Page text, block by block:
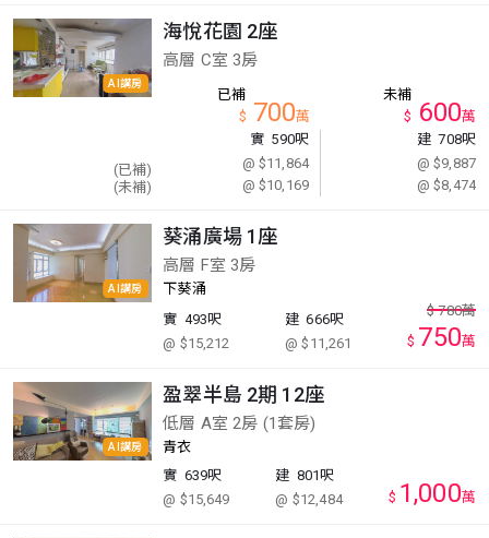
AI講房
(已補)
(未補)
海悅花園 2座
高層 C室 3房
實 590呎
@ $11,864
@ $10,169
建 708呎
@ $9,887
@ $8,474
已補
$ 700萬
未補
$ 600萬
AI講房
葵涌廣場 1座
高層 F室 3房
下葵涌
實 493呎
@ $15,212
建 666呎
@ $11,261
$ 780萬
$ 750萬
AI講房
盈翠半島 2期 12座
低層 A室 2房 (1套房)
青衣
實 639呎
@ $15,649
建 801呎
@ $12,484
$ 1,000萬